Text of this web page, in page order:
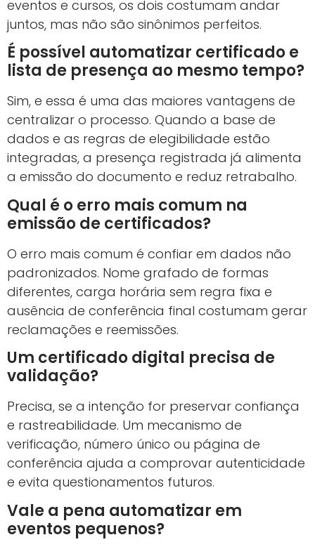
eventos e cursos, os dois costumam andar
juntos, mas não são sinônimos perfeitos.
É possível automatizar certificado e
lista de presença ao mesmo tempo?
Sim, e essa é uma das maiores vantagens de
centralizar o processo. Quando a base de
dados e as regras de elegibilidade estão
integradas, a presença registrada já alimenta
a emissão do documento e reduz retrabalho.
Qual é o erro mais comum na
emissão de certificados?
O erro mais comum é confiar em dados não
padronizados. Nome grafado de formas
diferentes, carga horária sem regra fixa e
ausência de conferência final costumam gerar
reclamações e reemissões.
Um certificado digital precisa de
validação?
Precisa, se a intenção for preservar confiança
e rastreabilidade. Um mecanismo de
verificação, número único ou página de
conferência ajuda a comprovar autenticidade
e evita questionamentos futuros.
Vale a pena automatizar em
eventos pequenos?